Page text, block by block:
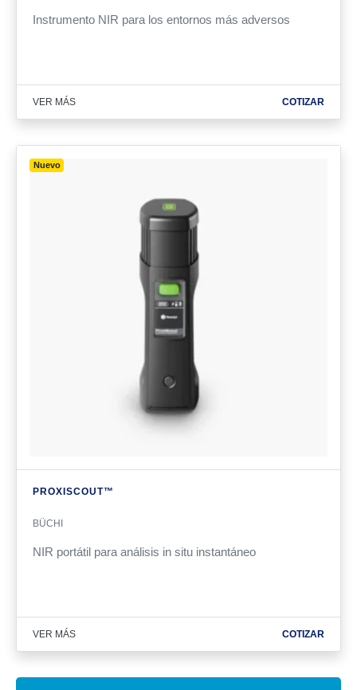
Instrumento NIR para los entornos más adversos
VER MÁS COTIZAR
Nuevo
PROXI­SCOUT™
BÜCHI
NIR portátil para análisis in situ instantáneo
VER MÁS COTIZAR